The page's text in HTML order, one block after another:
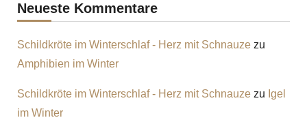
Neueste Kommentare
Schildkröte im Winterschlaf - Herz mit Schnauzezu
Amphibien im Winter
Schildkröte im Winterschlaf - Herz mit Schnauzezu Igel
im Winter